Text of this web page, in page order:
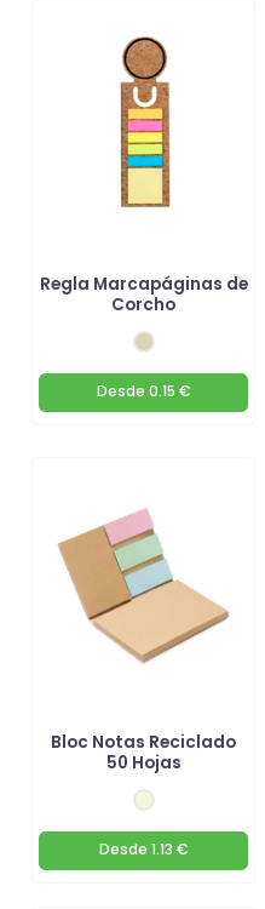
Regla Marcapáginas de
Corcho
Desde 0.15 €
Bloc Notas Reciclado
50 Hojas
Desde 1.13 €